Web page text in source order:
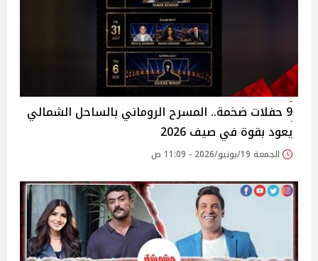
9 حفلات ضخمة.. المسرح الروماني بالساحل الشمالي
يعود بقوة في صيف 2026
الجمعة 19/يونيو/2026 - 11:09 ص